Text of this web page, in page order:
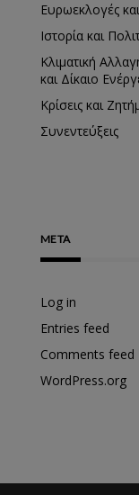
Ευρωεκλογές
Ιστορία και
Κλιματική
και Δίκαιο
Κρίσεις και
Συνεντεύξεις
META
Log in
Entries feed
Comments feed
WordPress.org